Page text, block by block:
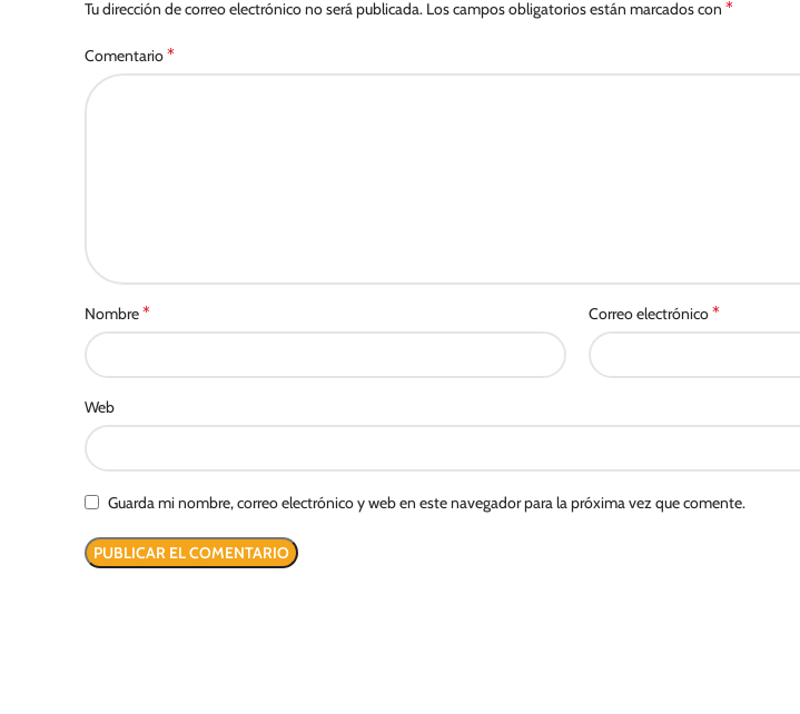
Tu dirección de correo electrónico no será publicada. Los campos obligatorios están marcados con *
Comentario*
Nombre* Correo electrónico*
Web
Guarda mi nombre, correo electrónico y web en este navegador para la próxima vez que comente.